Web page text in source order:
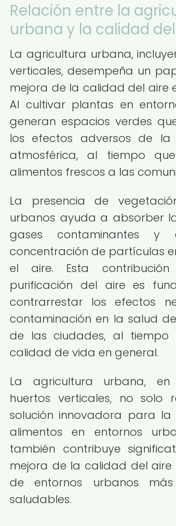
Relación entre la
urbana y la calidad
La agricultura urbana,
verticales, desempeña un
mejora de la calidad del aire
Al cultivar plantas en
generan espacios verdes
los efectos adversos de la
atmosférica, al tiempo
alimentos frescos a las
La presencia de
urbanos ayuda a absorber
gases contaminantes
concentración de partículas
el aire. Esta
purificación del aire es
contrarrestar los efectos
contaminación en la salud
de las ciudades, al tiempo
calidad de vida en general.
La agricultura urbana,
huertos verticales, no solo
solución innovadora para
alimentos en entornos
también contribuye
mejora de la calidad del
de entornos urbanos
saludables.